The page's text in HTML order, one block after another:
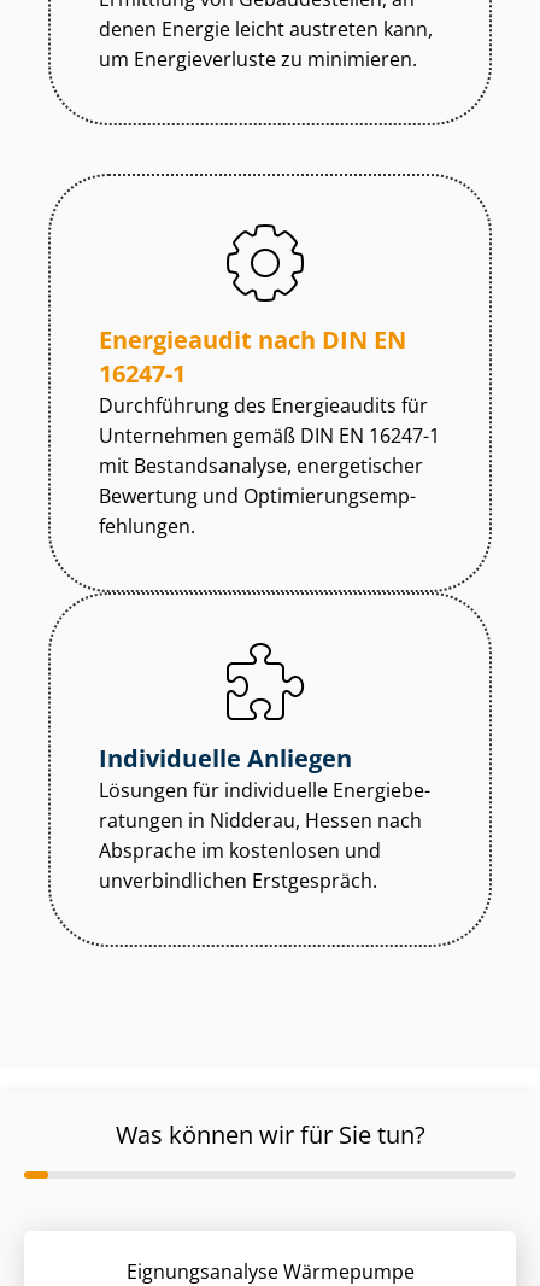
denen Energie leicht austreten kann,
um Energieverluste zu minimieren.
Energieaudit nach DIN EN
16247-1
Durchführung des Energieaudits für
Unternehmen gemäß DIN EN 16247-1
mit Bestandsanalyse, energetischer
Bewertung und Op­ti­mie­rungs­emp­
feh­lun­gen.
Individuelle Anliegen
Lösungen für individuelle En­er­gie­be­
ra­tun­gen in Nidderau, Hessen nach
Absprache im kostenlosen und
unverbindlichen Erstgespräch.
Was können wir für Sie tun?
Eignungsanalyse Wärmepumpe